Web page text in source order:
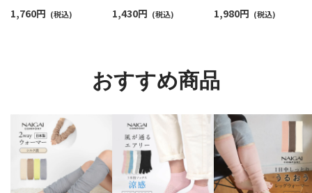
抗菌防臭 NAIGAI
1,760円 (税込)
03022420
1,430円 (税込)
ームウォーマー 日本
1,980円 (税込)
おすすめ商品